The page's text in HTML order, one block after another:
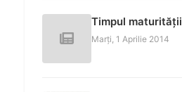
Timpul maturității
Marți, 1 Aprilie 2014